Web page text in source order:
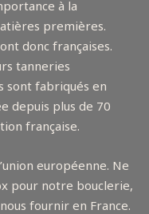
à la
premières.
donc françaises.
tanneries
sont fabriqués en
depuis plus de 70
française.
européenne. Ne
pour notre bouclerie,
fournir en France.